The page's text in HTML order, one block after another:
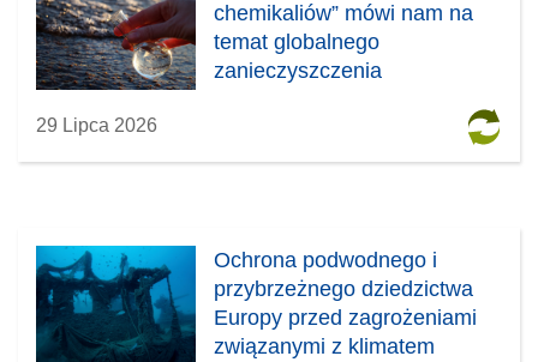
chemikaliów” mówi nam na
temat globalnego
zanieczyszczenia
29 Lipca 2026
Ochrona podwodnego i
przybrzeżnego dziedzictwa
Europy przed zagrożeniami
związanymi z klimatem